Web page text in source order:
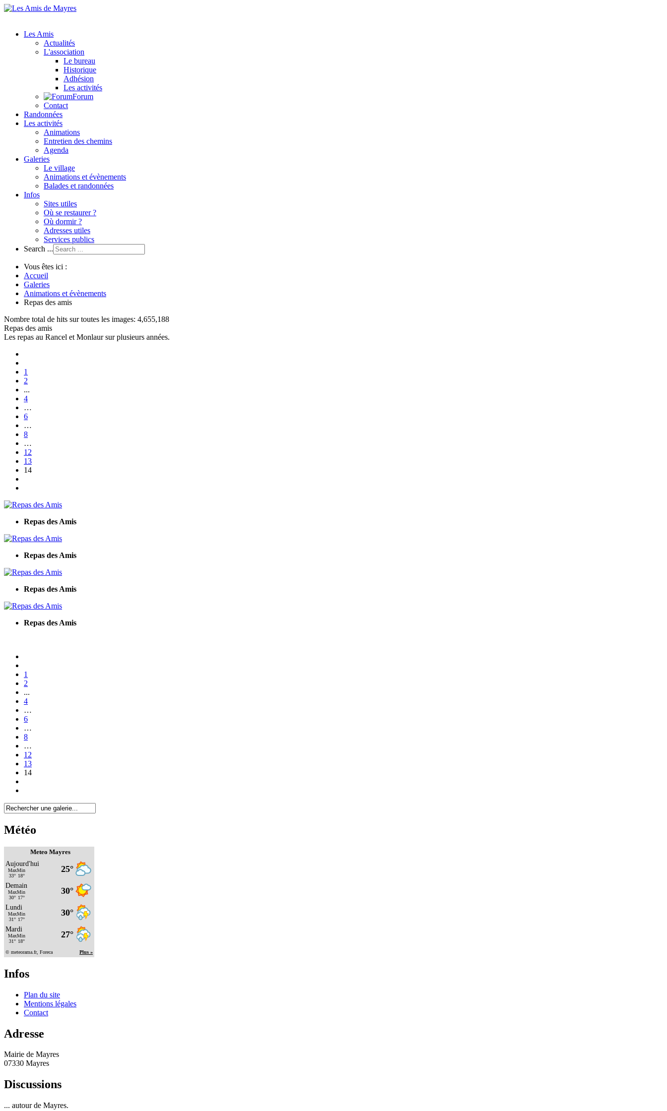
Les Amis
Actualités
L'association
Le bureau
Historique
Adhésion
Les activités
Forum
Contact
Randonnées
Les activités
Animations
Entretien des chemins
Agenda
Galeries
Le village
Animations et évènements
Balades et randonnées
Infos
Sites utiles
Où se restaurer ?
Où dormir ?
Adresses utiles
Services publics
Search ...
Vous êtes ici :
Accueil
Galeries
Animations et évènements
Repas des amis
Nombre total de hits sur toutes les images: 4,655,188
Repas des amis
Les repas au Rancel et Monlaur sur plusieurs années.
1
2
...
4
…
6
…
8
…
12
13
14
Repas des Amis
Repas des Amis
Repas des Amis
Repas des Amis
1
2
...
4
…
6
…
8
…
12
13
14
Météo
Meteo Mayres
Infos
Plan du site
Mentions légales
Contact
Adresse
Mairie de Mayres
07330 Mayres
Discussions
... autour de Mayres.